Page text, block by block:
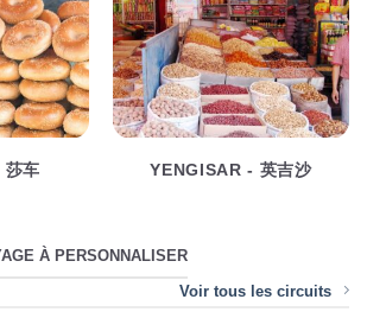
莎车 YENGISAR - 英吉沙
À PERSONNALISER
Voir tous les circuits